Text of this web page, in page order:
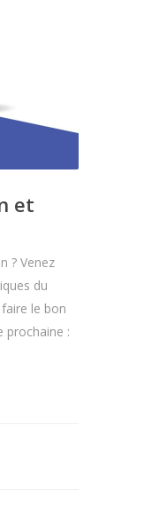
et
? Venez
du
le bon
prochaine :